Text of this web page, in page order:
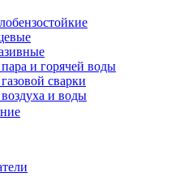
и горячей воды
сварки
и воды